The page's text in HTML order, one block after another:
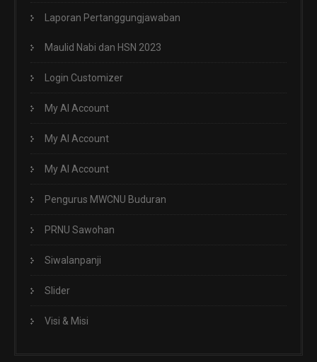
Laporan Pertanggungjawaban
Maulid Nabi dan HSN 2023
Login Customizer
My AI Account
My AI Account
My AI Account
Pengurus MWCNU Buduran
PRNU Sawohan
Siwalanpanji
Slider
Visi & Misi